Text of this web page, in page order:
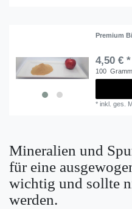
Premium
4,50 € *
100 Gramm
*inkl. ges.
Mineralien und
für eine
wichtig und sollte
werden.